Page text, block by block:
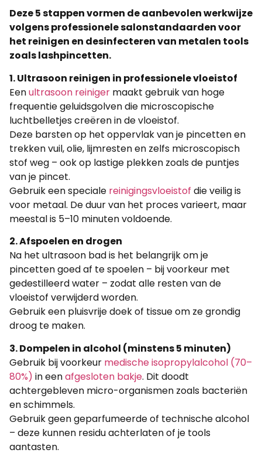
Deze 5 stappen vormen de aanbevolen werkwijze
volgens professionele salonstandaarden voor
het reinigen en desinfecteren van metalen tools
zoals lashpincetten.
1. Ultrasoon reinigen in professionele vloeistof
Eenultrasoon reiniger maakt gebruik van hoge
frequentie geluidsgolven die microscopische
luchtbelletjes creëren in de vloeistof.
Deze barsten op het oppervlak van je pincetten en
trekken vuil, olie, lijmresten en zelfs microscopisch
stof weg – ook op lastige plekken zoals de puntjes
van je pincet.
Gebruik een speciale reinigingsvloeistof die veilig is
voor metaal. De duur van het proces varieert, maar
meestal is 5–10 minuten voldoende.
2. Afspoelen en drogen
Na het ultrasoon bad is het belangrijk om je
pincetten goed af te spoelen – bij voorkeur met
gedestilleerd water – zodat alle resten van de
vloeistof verwijderd worden.
Gebruik een pluisvrije doek of tissue om ze grondig
droog te maken.
3. Dompelen in alcohol (minstens 5 minuten)
Gebruik bij voorkeur medische isopropylalcohol (70–
80%) in eenafgesloten bakje. Dit doodt
achtergebleven micro-organismen zoals bacteriën
en schimmels.
Gebruik geen geparfumeerde of technische alcohol
– deze kunnen residu achterlaten of je tools
aantasten.